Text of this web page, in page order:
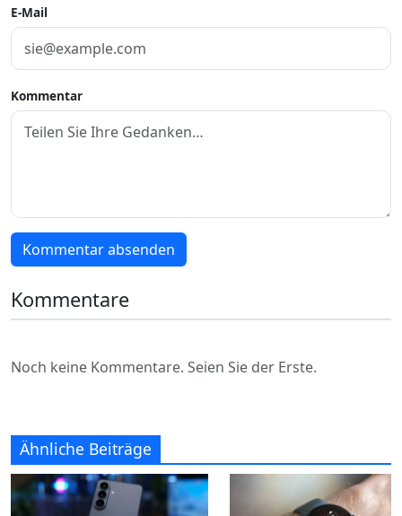
E-Mail
Kommentar
Kommentar absenden
Kommentare
Noch keine Kommentare. Seien Sie der Erste.
Ähnliche Beiträge